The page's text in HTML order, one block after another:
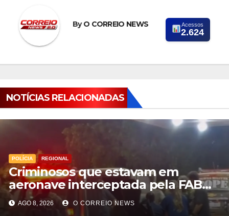
ByO CORREIO NEWS Acessos
2.624
NOTÍCIAS RELACIONADAS
POLÍCIA REGIONAL
Criminosos que estavam em
aeronave interceptada pela FAB
em MS morrem durante confronto
com o Bope
AGO 8, 2026 O CORREIO NEWS